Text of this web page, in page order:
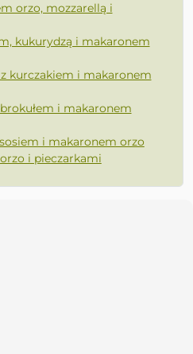
orzo, mozzarellą i
kukurydzą i makaronem
kurczakiem i makaronem
i makaronem
i makaronem orzo
orzo i pieczarkami